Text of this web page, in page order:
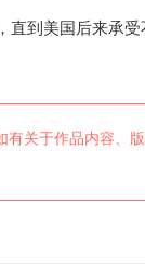
直到美国后来承
有关于作品内容、